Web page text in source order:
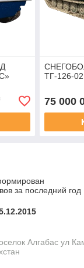
ТГ-126-
75 000
за последний год
Алгабас ул